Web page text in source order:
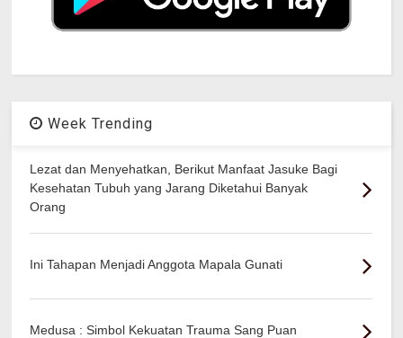
Week Trending
Lezat dan Menyehatkan, Berikut Manfaat Jasuke Bagi
Kesehatan Tubuh yang Jarang Diketahui Banyak
Orang
Ini Tahapan Menjadi Anggota Mapala Gunati
Medusa : Simbol Kekuatan Trauma Sang Puan